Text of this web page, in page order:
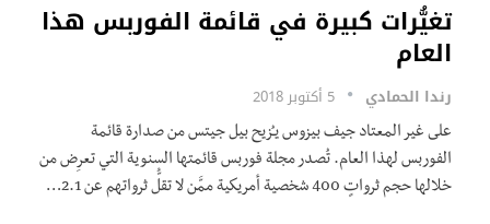
تغيُّرات كبيرة في قائمة الفوربس هذا
العام
رندا الحمادي 5 أكتوبر 2018
على غير المعتاد جيف بيزوس يـُزيح بيل جيتس من صدارة قائمة
الفوربس لهذا العام. تُصدر مجلة فوربس قائمتها السنوية التي تعرِض من
خلالها حجم ثرواتٍ 400 شخصية أمريكية ممَّن لا تقلُّ ثرواتهم عن 2.1…